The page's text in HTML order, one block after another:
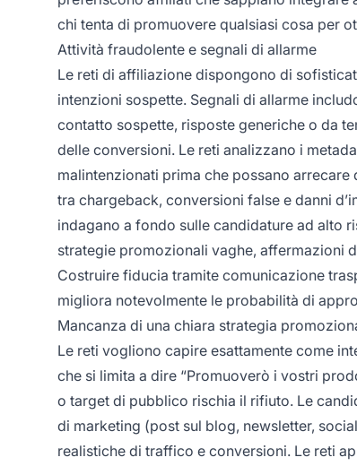
chi tenta di promuovere qualsiasi cosa per
Attività fraudolente e segnali di allarme
Le reti di affiliazione dispongono di
intenzioni sospette. Segnali di allarme
contatto sospette, risposte generiche o da
delle conversioni. Le reti analizzano i
malintenzionati prima che possano
tra chargeback, conversioni false e danni
indagano a fondo sulle candidature ad alto
strategie promozionali vaghe,
Costruire fiducia tramite comunicazione
migliora notevolmente le probabilità di
Mancanza di una chiara strategia
Le reti vogliono capire esattamente come
che si limita a dire “Promuoverò i vostri
o target di pubblico rischia il rifiuto. Le
di marketing (post sul blog, newsletter,
realistiche di traffico e conversioni. Le reti